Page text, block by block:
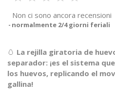
Non ci sono ancora recensioni
normalmente 2/4 giorni feriali
🥚 La rejilla giratoria de
separador: ¡es el sistema
los huevos, replicando el
gallina!